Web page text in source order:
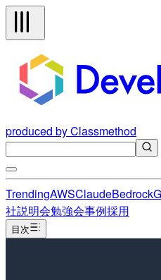
produced by Classmethod
TrendingAWSClaudeBedrock
社説明会勉強会事例採用
目次